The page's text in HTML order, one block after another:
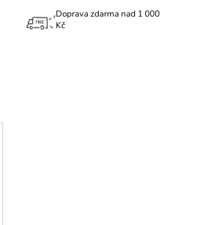
Doprava zdarma nad 1 000
Kč